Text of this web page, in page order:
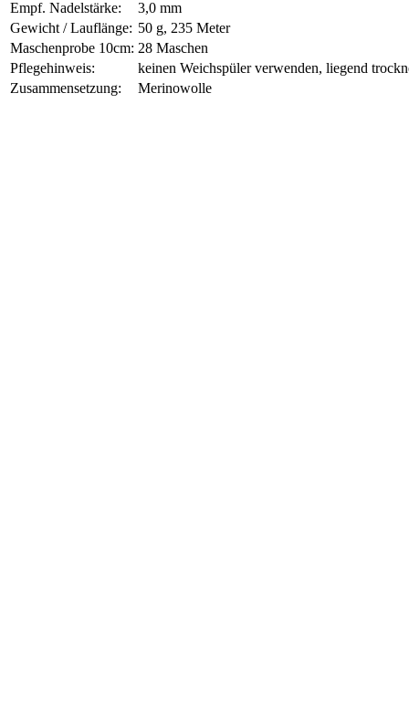
Empf. Nadelstärke:
3,0 mm
Gewicht / Lauflänge: 50 g, 235 Meter
Maschenprobe 10cm: 28 Maschen
Pflegehinweis:
keinen Weichspüler verwenden, liegend
Zusammensetzung:
Merinowolle